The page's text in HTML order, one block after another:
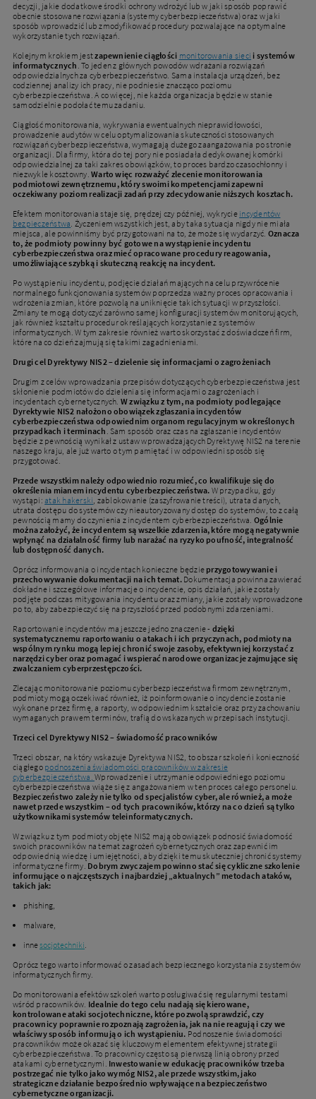
decyzji, jakie dodatkowe środki ochrony wdrożyć lub w jaki sposób poprawić
obecnie stosowane rozwiązania (systemy cyberbezpieczeństwa) oraz w jaki
sposób wprowadzić lub zmodyfikować procedury pozwalające na optymalne
wykorzystanie tych rozwiązań.
Kolejnym krokiem jestzapewnienie ciągłości monitorowania sieci i systemów
informatycznych . To jeden z głównych powodów wdrażania rozwiązań
odpowiedzialnych za cyberbezpieczeństwo. Sama instalacja urządzeń, bez
codziennej analizy ich pracy, nie podniesie znacząco poziomu
cyberbezpieczeństwa. A co więcej, nie każda organizacja będzie w stanie
samodzielnie podołać temu zadaniu.
Ciągłość monitorowania, wykrywania ewentualnych nieprawidłowości,
prowadzenie audytów w celu optymalizowania skuteczności stosowanych
rozwiązań cyberbezpieczeństwa, wymagają dużego zaangażowania po stronie
organizacji. Dla firmy, która do tej pory nie posiadała dedykowanej komórki
odpowiedzialnej za taki zakres obowiązków, to proces bardzo czasochłonny i
niezwykle kosztowny.Warto więc rozważyć zlecenie monitorowania
podmiotowi zewnętrznemu, który swoimi kompetencjami zapewni
oczekiwany poziom realizacji zadań przy zdecydowanie niższych kosztach.
Efektem monitorowania staje się, prędzej czy później, wykrycie incydentów
bezpieczeństwa . Życzeniem wszystkich jest, aby taka sytuacja nigdy nie miała
miejsca, ale powinniśmy być przygotowani na to, że może się wydarzyć. Oznacza
to, że podmioty powinny być gotowe na wystąpienie incydentu
cyberbezpieczeństwa oraz mieć opracowane procedury reagowania,
umożliwiające szybką i skuteczną reakcję na incydent.
Po wystąpieniu incydentu, podjęcie działań mających na celu przywrócenie
normalnego funkcjonowania systemów poprzedza ważny proces opracowania i
wdrożenia zmian, które pozwolą na uniknięcie takich sytuacji w przyszłości.
Zmiany te mogą dotyczyć zarówno samej konfiguracji systemów monitorujących,
jak również kształtu procedur określających korzystanie z systemów
informatycznych. W tym zakresie również warto skorzystać z doświadczeń firm,
które na co dzień zajmują się takimi zagadnieniami.
Drugi cel Dyrektywy NIS2 – dzielenie się informacjami o zagrożeniach
Drugim z celów wprowadzania przepisów dotyczących cyberbezpieczeństwa jest
skłonienie podmiotów do dzielenia się informacjami o zagrożeniach i
incydentach cybernetycznych. W związku z tym, na podmioty podlegające
Dyrektywie NIS2 nałożono obowiązek zgłaszania incydentów
cyberbezpieczeństwa odpowiednim organom regulacyjnym w określonych
przypadkach i terminach . Sam sposób oraz czas na zgłaszanie incydentów
będzie z pewnością wynikał z ustaw wprowadzających Dyrektywę NIS2 na terenie
naszego kraju, ale już warto o tym pamiętać i w odpowiedni sposób się
przygotować.
Przede wszystkim należy odpowiednio rozumieć, co kwalifikuje się do
określenia mianem incydentu cyberbezpieczeństwa. W przypadku, gdy
wystąpi:atak hakerski , zablokowanie (zaszyfrowanie treści), utrata danych,
utrata dostępu do systemów czy nieautoryzowany dostęp do systemów, to z całą
pewnością mamy do czynienia z incydentem cyberbezpieczeństwa. Ogólnie
można założyć, że incydentem są wszelkie zdarzenia, które mogą negatywnie
wpłynąć na działalność firmy lub narażać na ryzyko poufność, integralność
lub dostępność danych.
Oprócz informowania o incydentach konieczne będzie przygotowywanie i
przechowywanie dokumentacji na ich temat.Dokumentacja powinna zawierać
dokładne i szczegółowe informacje o incydencie, opis działań, jakie zostały
podjęte podczas mitygowania incydentu oraz zmiany, jakie zostały wprowadzone
po to, aby zabezpieczyć się na przyszłość przed podobnymi zdarzeniami.
Raportowanie incydentów ma jeszcze jedno znaczenie - dzięki
systematycznemu raportowaniu o atakach i ich przyczynach, podmioty na
wspólnym rynku mogą lepiej chronić swoje zasoby, efektywniej korzystać z
narzędzi cyber oraz pomagać i wspierać narodowe organizacje zajmujące się
zwalczaniem cyberprzestępczości.
Zlecając monitorowanie poziomu cyberbezpieczeństwa firmom zewnętrznym,
podmioty mogą oczekiwać również, iż poinformowanie o incydencie zostanie
wykonane przez firmę, a raporty, w odpowiednim kształcie oraz przy zachowaniu
wymaganych prawem terminów, trafią do wskazanych w przepisach instytucji.
Trzeci cel Dyrektywy NIS2 – świadomość pracowników
Trzeci obszar, na który wskazuje Dyrektywa NIS2, to obszar szkoleń i konieczność
ciągłego podnoszenia świadomości pracowników w zakresie
cyberbezpieczeństwa.Wprowadzenie i utrzymanie odpowiedniego poziomu
cyberbezpieczeństwa wiąże się z angażowaniem w ten proces całego personelu.
Bezpieczeństwo zależy nie tylko od specjalistów cyber, ale również, a może
nawet przede wszystkim – od tych pracowników, którzy na co dzień są tylko
użytkownikami systemów teleinformatycznych.
W związku z tym podmioty objęte NIS2 mają obowiązek podnosić świadomość
swoich pracowników na temat zagrożeń cybernetycznych oraz zapewnić im
odpowiednią wiedzę i umiejętności, aby dzięki temu skuteczniej chronić systemy
informatyczne firmy. Dobrym zwyczajem powinno stać się cykliczne szkolenie
informujące o najczęstszych i najbardziej „aktualnych” metodach ataków,
takich jak:
phishing,
malware,
innesocjotechniki
Oprócz tego warto informować o zasadach bezpiecznego korzystania z systemów
informatycznych firmy.
Do monitorowania efektów szkoleń warto posługiwać się regularnymi testami
wśród pracowników. Idealnie do tego celu nadają się kierowane,
kontrolowane ataki socjotechniczne, które pozwolą sprawdzić, czy
pracownicy poprawnie rozpoznają zagrożenia, jak na nie reagują i czy we
właściwy sposób informują o ich wystąpieniu. Podnoszenie świadomości
pracowników może okazać się kluczowym elementem efektywnej strategii
cyberbezpieczeństwa. To pracownicy często są pierwszą linią obrony przed
atakami cybernetycznymi. Inwestowanie w edukację pracowników trzeba
postrzegać nie tylko jako wymóg NIS2, ale przede wszystkim, jako
strategiczne działanie bezpośrednio wpływające na bezpieczeństwo
cybernetyczne organizacji.